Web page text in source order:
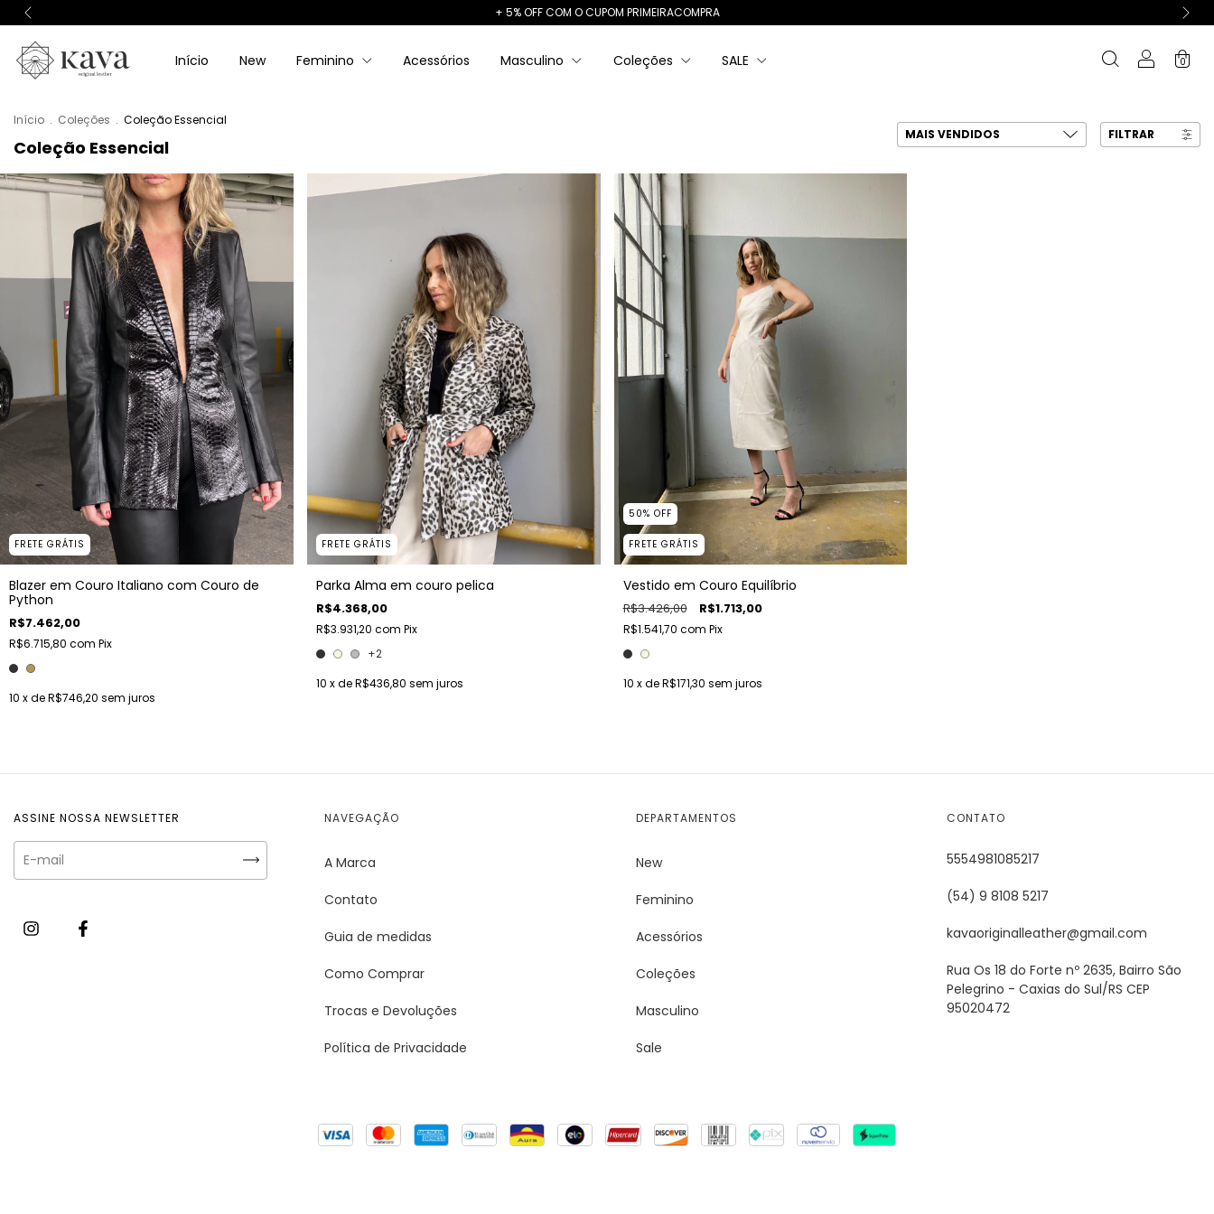
+ 5% OFF COM O CUPOM PRIMEIRACOMPRA
Início New Feminino Acessórios Masculino Coleções SALE 0
Início . Coleções . Coleção Essencial
Coleção Essencial
FILTRAR
FRETE GRÁTIS
Blazer em Couro Italiano com Couro de
Python
R$7.462,00
R$6.715,80 com Pix
10 x deR$746,20 sem juros
FRETE GRÁTIS
Parka Alma em couro pelica
R$4.368,00
R$3.931,20 com Pix
+2
10 x deR$436,80 sem juros
50% OFF
FRETE GRÁTIS
Vestido em Couro Equilíbrio
R$3.426,00 R$1.713,00
R$1.541,70 com Pix
10 x deR$171,30 sem juros
ASSINE NOSSA NEWSLETTER NAVEGAÇÃO
A Marca
Contato
Guia de medidas
Como Comprar
Trocas e Devoluções
Política de Privacidade
DEPARTAMENTOS
New
Feminino
Acessórios
Coleções
Masculino
Sale
CONTATO
5554981085217
(54) 9 8108 5217
kavaoriginalleather@gmail.com
Rua Os 18 do Forte nº 2635, Bairro São
Pelegrino - Caxias do Sul/RS CEP
95020472